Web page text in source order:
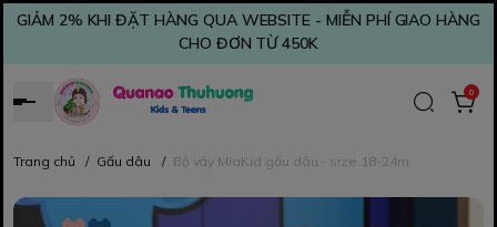
GIẢM 2% KHI ĐẶT HÀNG QUA WEBSITE - MIỄN PHÍ GIAO HÀNG
CHO ĐƠN TỪ 450K
0
Trang chủ / Gấu dâu / Bộ váy MiaKid gấu dâu - size 18-24m